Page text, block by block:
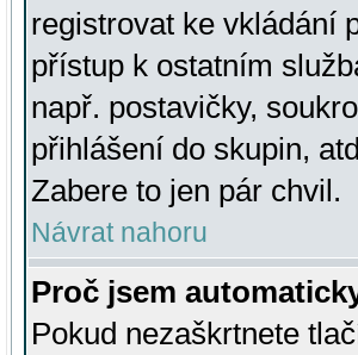
registrovat ke vkládání
přístup k ostatním
např. postavičky,
přihlášení do skupin,
Zabere to jen pár chvil.
Návrat nahoru
Proč jsem
Pokud nezaškrtnete